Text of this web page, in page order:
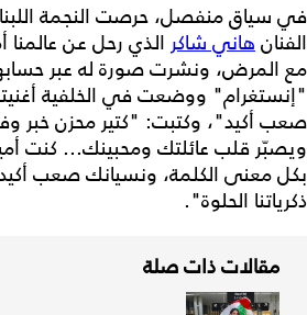
في سياق منفصل، حرصت النجمة
الفنانهاني شاكر الذي رحل عن
مع المرض، ونشرت صورة له عبر
"إنستغرام" ووضعت في الخلفية
صعب أكيد"، وكتبت: "كتير محزن خبر
ويصبّر قلب عائلتك ومحبينك... كنت أمير
بكل معنى الكلمة، ونسيانك صعب
ذكرياتنا الحلوة".
مقالات ذات صلة